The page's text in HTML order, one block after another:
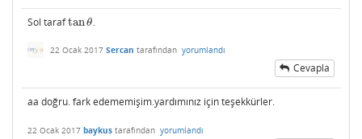
Sol taraftanθ
tanθ .
22 Ocak 2017 Sercan tarafından yorumlandı
Cevapla
aa doğru. fark edememişim.yardımınız için teşekkürler.
22 Ocak 2017 baykus tarafından yorumlandı